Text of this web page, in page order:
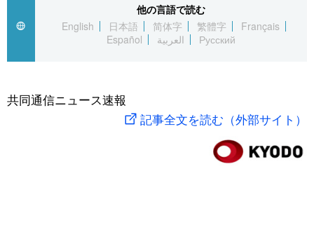
العربية
社会
旅と暮らし
文化
科学・技術
暮らし
お知らせ
他の言語で読む
English
日本語 简体字 繁體字
Français
Español
العربية Русский
共同通信ニュース速報
記事全文を読む（外部サイト）